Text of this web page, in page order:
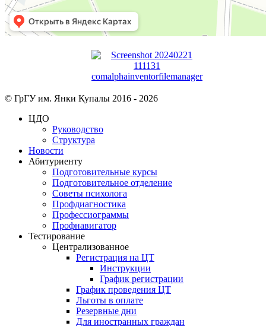
© ГрГУ им. Янки Купалы 2016 - 2026
ЦДО
Руководство
Структура
Новости
Абитуриенту
Подготовительные курсы
Подготовительное отделение
Советы психолога
Профдиагностика
Профессиограммы
Профнавигатор
Тестирование
Централизованное
Регистрация на ЦТ
Инструкции
График регистрации
График проведения ЦТ
Льготы в оплате
Резервные дни
Для иностранных граждан